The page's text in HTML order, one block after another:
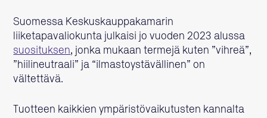
Suomessa Keskuskauppakamarin
liiketapavaliokunta julkaisi jo vuoden 2023 alussa
suosituksen, jonka mukaan termejä kuten ”vihreä”,
”hiilineutraali” ja “ilmastoystävällinen” on
vältettävä.
Tuotteen kaikkien ympäristövaikutusten kannalta